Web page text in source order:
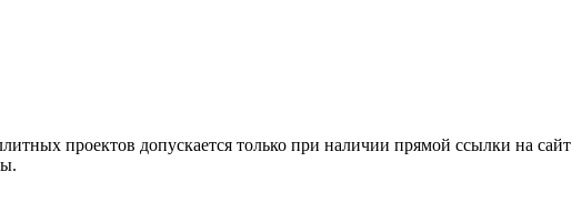
проектов допускается только при наличии прямой ссылки на сайт